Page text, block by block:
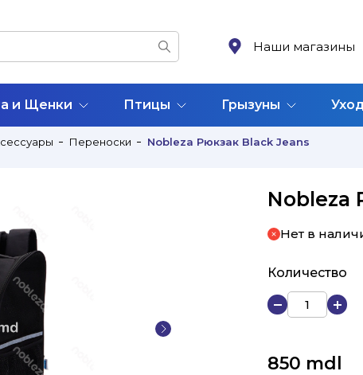
Наши магазины
и Щенки Птицы Грызуны
Переноски Nobleza Рюкзак Black Jeans
Nobleza
Нет в
Количество
850 mdl